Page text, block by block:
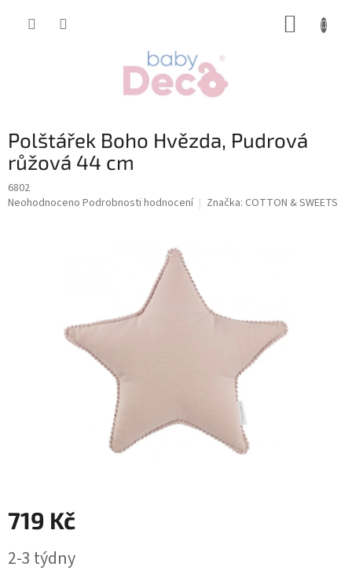
Polštářek Boho Hvězda, Pudrová
růžová 44 cm
6802
Průměrné
Neohodnoceno Podrobnosti hodnocení Značka: COTTON & SWEETS
719 Kč
cena:
2-3 týdny